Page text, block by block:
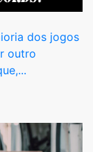
dos jogos
outro